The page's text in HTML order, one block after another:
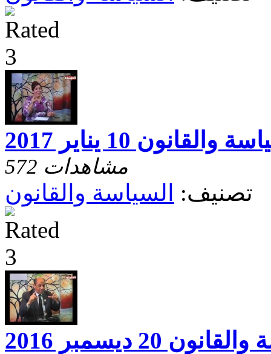
والقانون 10 يناير 2017
572 مشاهدات
تصنيف: السياسة والقانون
20 ديسمبر 2016